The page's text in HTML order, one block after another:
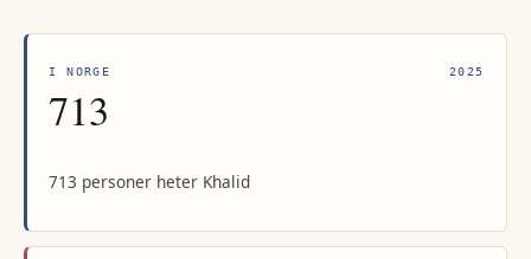
I NORGE 2025
713
713 personer heter Khalid